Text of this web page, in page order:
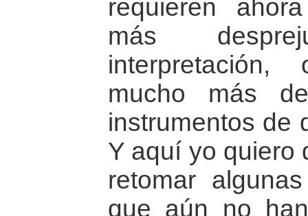
requieren
más
mucho más
instrumentos de
Y aquí yo quiero
retomar
que aún no